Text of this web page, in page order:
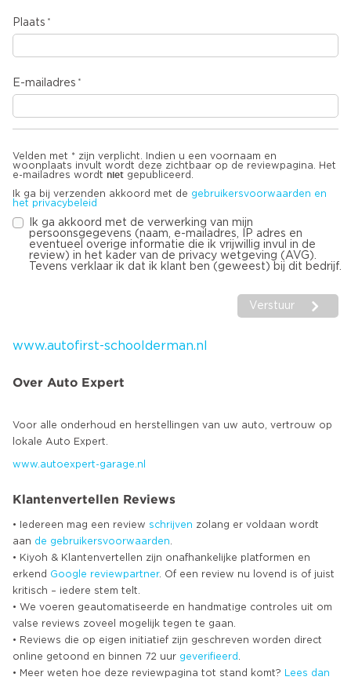
Plaats
E-mailadres
Velden met * zijn verplicht. Indien u een voornaam en
woonplaats invult wordt deze zichtbaar op de reviewpagina. Het
e-mailadres wordt niet gepubliceerd.
Ik ga bij verzenden akkoord met de gebruikersvoorwaarden en
het privacybeleid
Ik ga akkoord met de verwerking van mijn
persoonsgegevens (naam, e-mailadres, IP adres en
eventueel overige informatie die ik vrijwillig invul in de
review) in het kader van de privacy wetgeving (AVG).
Tevens verklaar ik dat ik klant ben (geweest) bij dit bedrijf.
Verstuur
www.autofirst-schoolderman.nl
Over Auto Expert
Voor alle onderhoud en herstellingen van uw auto, vertrouw op
www.autoexpert-garage.nl
Klantenvertellen Reviews
• Iedereen mag een review schrijven zolang er voldaan wordt
aan de gebruikersvoorwaarden
• Kiyoh & Klantenvertellen zijn onafhankelijke platformen en
erkend Google reviewpartner. Of een review nu lovend is of juist
kritisch – iedere stem telt.
• We voeren geautomatiseerde en handmatige controles uit om
valse reviews zoveel mogelijk tegen te gaan.
• Reviews die op eigen initiatief zijn geschreven worden direct
online getoond en binnen 72 uur geverifieerd
• Meer weten hoe deze reviewpagina tot stand komt?
Lees dan